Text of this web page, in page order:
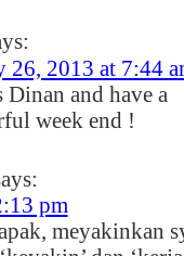
26, 2013 at 7:44
Dinan and have a
week end !
pm
meyakinkan